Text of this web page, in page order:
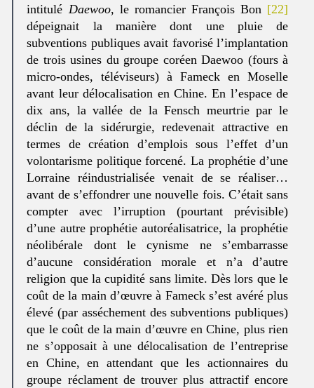
intitulé Daewoo, le romancier François Bon [22]
dépeignait la manière dont une pluie de
subventions publiques avait favorisé l’implantation
de trois usines du groupe coréen Daewoo (fours à
micro-ondes, téléviseurs) à Fameck en Moselle
avant leur délocalisation en Chine. En l’espace de
dix ans, la vallée de la Fensch meurtrie par le
déclin de la sidérurgie, redevenait attractive en
termes de création d’emplois sous l’effet d’un
volontarisme politique forcené. La prophétie d’une
Lorraine réindustrialisée venait de se réaliser…
avant de s’effondrer une nouvelle fois. C’était sans
compter avec l’irruption (pourtant prévisible)
d’une autre prophétie autoréalisatrice, la prophétie
néolibérale dont le cynisme ne s’embarrasse
d’aucune considération morale et n’a d’autre
religion que la cupidité sans limite. Dès lors que le
coût de la main d’œuvre à Fameck s’est avéré plus
élevé (par asséchement des subventions publiques)
que le coût de la main d’œuvre en Chine, plus rien
ne s’opposait à une délocalisation de l’entreprise
en Chine, en attendant que les actionnaires du
groupe réclament de trouver plus attractif encore